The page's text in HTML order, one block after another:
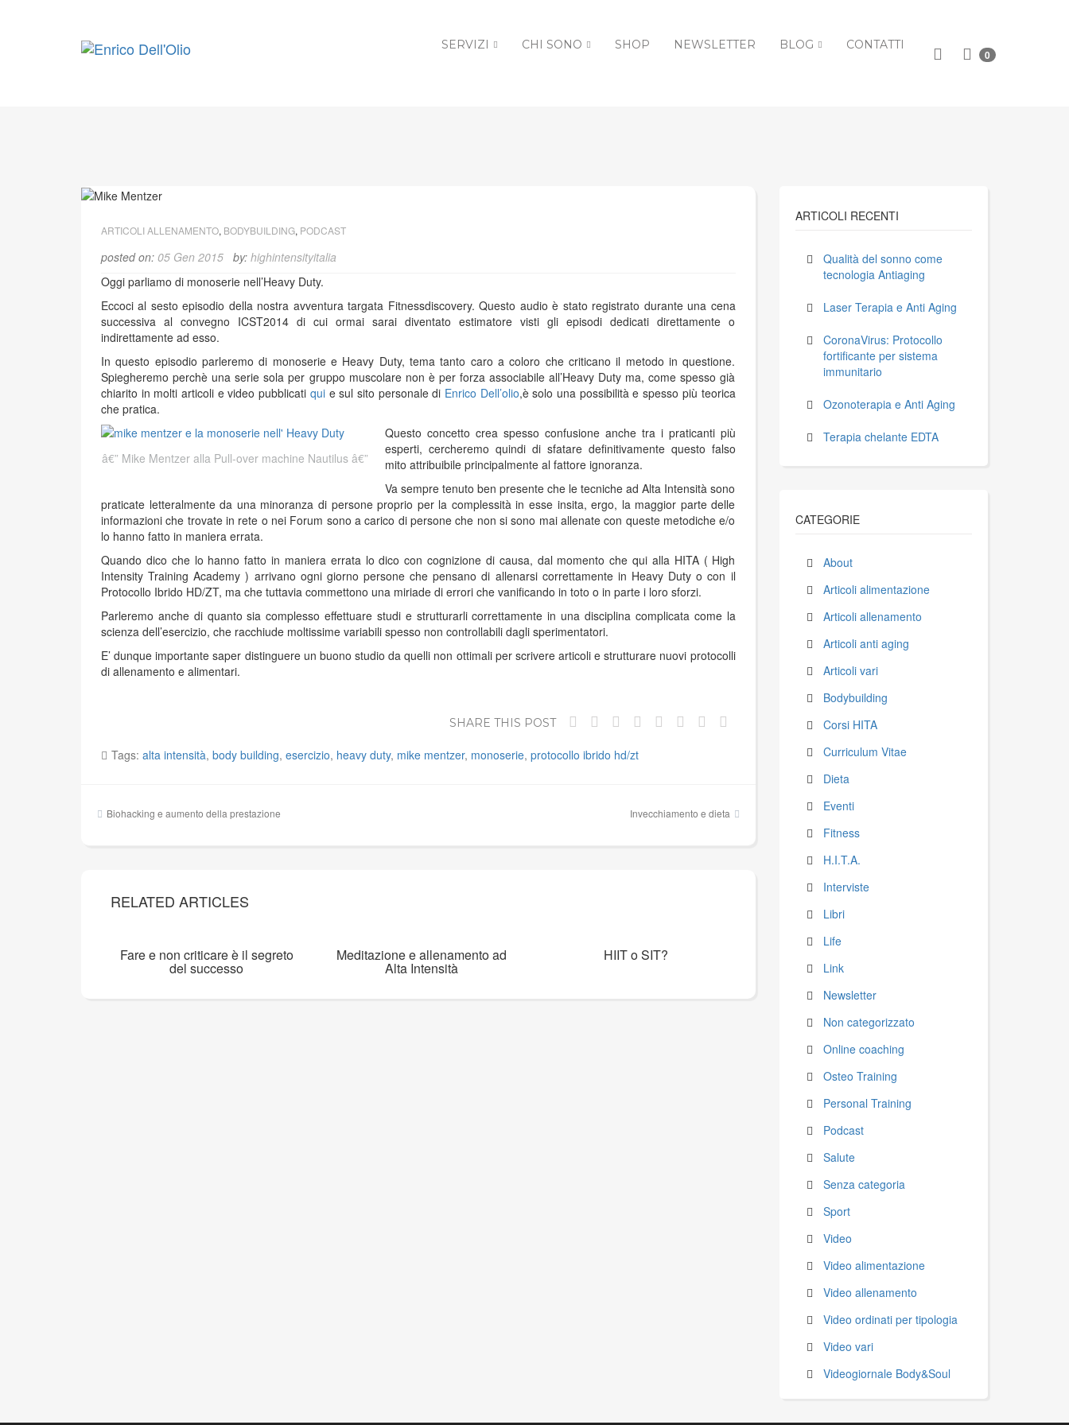
SERVIZI CHI SONO SHOP NEWSLETTER BLOG CONTATTI
0
ARTICOLI ALLENAMENTO, BODYBUILDING, PODCAST
posted on: 05 Gen 2015 by: highintensityitalia
Oggi parliamo di monoserie nell’Heavy Duty.
Eccoci al sesto episodio della nostra avventura targata Fitnessdiscovery. Questo audio è stato registrato durante una cena
successiva al convegno ICST2014 di cui ormai sarai diventato estimatore visti gli episodi dedicati direttamente o
indirettamente ad esso.
In questo episodio parleremo di monoserie e Heavy Duty, tema tanto caro a coloro che criticano il metodo in questione.
Spiegheremo perchè una serie sola per gruppo muscolare non è per forza associabile all’Heavy Duty ma, come spesso già
chiarito in molti articoli e video pubblicati quie sul sito personale di Enrico Dell’olio,è solo una possibilità e spesso più teorica
che pratica.
Mike Mentzer alla Pull-over machine Nautilus
Questo concetto crea spesso confusione anche tra i praticanti più
esperti, cercheremo quindi di sfatare definitivamente questo falso
mito attribuibile principalmente al fattore ignoranza.
Va sempre tenuto ben presente che le tecniche ad Alta Intensità sono
praticate letteralmente da una minoranza di persone proprio per la complessità in esse insita, ergo, la maggior parte delle
informazioni che trovate in rete o nei Forum sono a carico di persone che non si sono mai allenate con queste metodiche e/o
lo hanno fatto in maniera errata.
Quando dico che lo hanno fatto in maniera errata lo dico con cognizione di causa, dal momento che qui alla HITA ( High
Intensity Training Academy ) arrivano ogni giorno persone che pensano di allenarsi correttamente in Heavy Duty o con il
Protocollo Ibrido HD/ZT, ma che tuttavia commettono una miriade di errori che vanificando in toto o in parte i loro sforzi.
Parleremo anche di quanto sia complesso effettuare studi e strutturarli correttamente in una disciplina complicata come la
scienza dell’esercizio, che racchiude moltissime variabili spesso non controllabili dagli sperimentatori.
E’ dunque importante saper distinguere un buono studio da quelli non ottimali per scrivere articoli e strutturare nuovi protocolli
di allenamento e alimentari.
SHARE THIS POST
Tags: alta intensità, body building, esercizio, heavy duty, mike mentzer, monoserie, protocollo ibrido hd/zt
Navigazione
Biohacking e aumento della prestazione Invecchiamento e dieta
RELATED ARTICLES
Fare e non criticare è il segreto
del successo
Meditazione e allenamento ad
Alta Intensità
HIIT o SIT?
ARTICOLI RECENTI
Qualità del sonno come
tecnologia Antiaging
Laser Terapia e Anti Aging
CoronaVirus: Protocollo
fortificante per sistema
immunitario
Ozonoterapia e Anti Aging
Terapia chelante EDTA
CATEGORIE
About
Articoli alimentazione
Articoli allenamento
Articoli anti aging
Articoli vari
Bodybuilding
Corsi HITA
Curriculum Vitae
Dieta
Eventi
Fitness
H.I.T.A.
Interviste
Libri
Life
Link
Newsletter
Non categorizzato
Online coaching
Osteo Training
Personal Training
Podcast
Salute
Senza categoria
Sport
Video
Video alimentazione
Video allenamento
Video ordinati per tipologia
Video vari
Videogiornale Body&Soul